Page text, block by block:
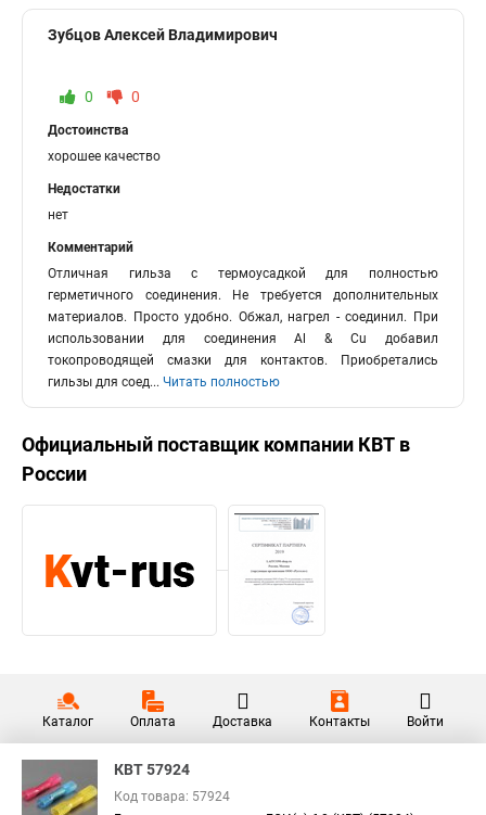
Зубцов Алексей Владимирович
0 0
Достоинства
хорошее качество
Недостатки
нет
Комментарий
Отличная гильза с термоусадкой для полностью
герметичного соединения. Не требуется дополнительных
материалов. Просто удобно. Обжал, нагрел - соединил. При
использовании для соединения Al & Cu добавил
токопроводящей смазки для контактов. Приобретались
гильзы для соед... Читать полностью
Официальный поставщик компании КВТ в
России
Каталог Оплата Доставка Контакты Войти
КВТ 57924
Код товара: 57924